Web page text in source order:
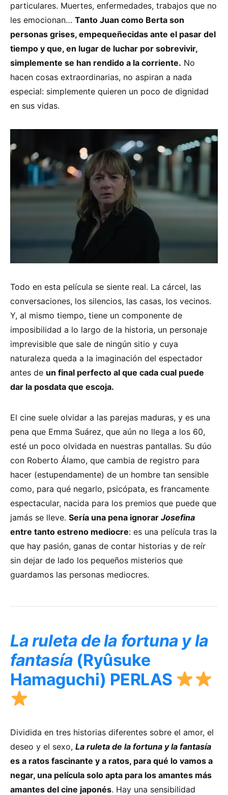
particulares. Muertes, enfermedades, trabajos que no
les emocionan… Tanto Juan como Berta son
personas grises, empequeñecidas ante el pasar del
tiempo y que, en lugar de luchar por sobrevivir,
simplemente se han rendido a la corriente. No
hacen cosas extraordinarias, no aspiran a nada
especial: simplemente quieren un poco de dignidad
en sus vidas.
Todo en esta película se siente real. La cárcel, las
conversaciones, los silencios, las casas, los vecinos.
Y, al mismo tiempo, tiene un componente de
imposibilidad a lo largo de la historia, un personaje
imprevisible que sale de ningún sitio y cuya
naturaleza queda a la imaginación del espectador
antes de un final perfecto al que cada cual puede
dar la posdata que escoja.
El cine suele olvidar a las parejas maduras, y es una
pena que Emma Suárez, que aún no llega a los 60,
esté un poco olvidada en nuestras pantallas. Su dúo
con Roberto Álamo, que cambia de registro para
hacer (estupendamente) de un hombre tan sensible
como, para qué negarlo, psicópata, es francamente
espectacular, nacida para los premios que puede que
jamás se lleve. Sería una pena ignorar Josefina
entre tanto estreno mediocre: es una película tras la
que hay pasión, ganas de contar historias y de reír
sin dejar de lado los pequeños misterios que
guardamos las personas mediocres.
La ruleta de la fortuna y la
fantasía (Ryûsuke
Hamaguchi) PERLAS
Dividida en tres historias diferentes sobre el amor, el
deseo y el sexo, La ruleta de la fortuna y la fantasía
es a ratos fascinante y a ratos, para qué lo vamos a
negar, una película solo apta para los amantes más
amantes del cine japonés. Hay una sensibilidad